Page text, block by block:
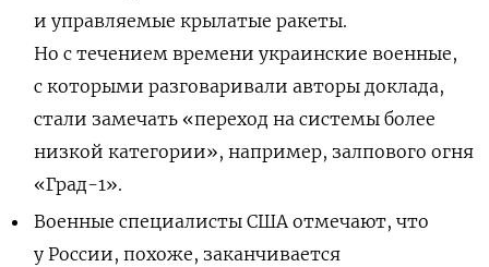
и управляемые крылатые ракеты.
Но с течением времени украинские военные,
с которыми разговаривали авторы доклада,
стали замечать «переход на системы более
низкой категории», например, залпового огня
«Град-1».
Военные специалисты США отмечают, что
у России, похоже, заканчивается